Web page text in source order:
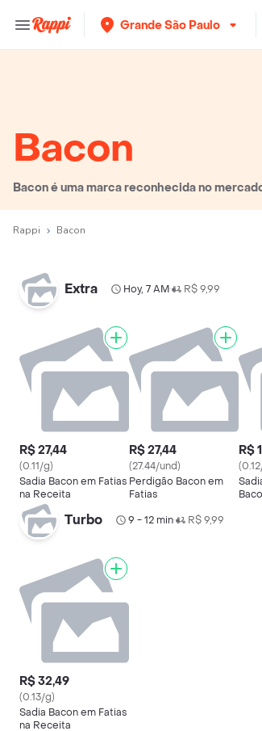
Grande São Paulo
Bacon
Bacon é uma marca reconhecida no
Rappi Bacon
Extra Hoy, 7 AM• R$ 9,99
R$ 27,44
(0.11/g)
Sadia Bacon em Fatias
na Receita
R$ 27,44
(27.44/und)
Perdigão Bacon em
Fatias
R$
Turbo 9 - 12 min• R$ 9,99
R$ 32,49
(0.13/g)
Sadia Bacon em Fatias
na Receita